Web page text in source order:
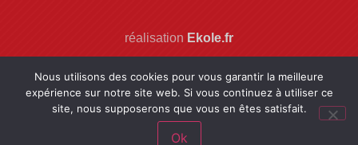
réalisation Ekole.fr
Nous utilisons des cookies pour vous garantir la meilleure
expérience sur notre site web. Si vous continuez à utiliser ce
site, nous supposerons que vous en êtes satisfait.
Ok